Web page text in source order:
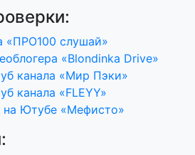
«ПРО100 слушай»
«Blondinka Drive»
канала «Мир Пэки»
канала «FLEYY»
на Ютубе «Мефисто»